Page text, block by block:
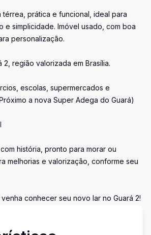
térrea, prática e funcional, ideal para
e simplicidade. Imóvel usado, com boa
personalização.
2, região valorizada em Brasília.
escolas, supermercados e
a nova Super Adega do Guará)
história, pronto para morar ou
melhorias e valorização, conforme seu
conhecer seu novo lar no Guará 2!